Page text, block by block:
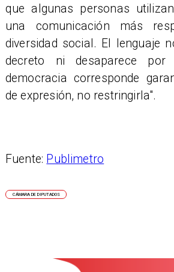
que algunas personas
una comunicación más
diversidad social. El lenguaje
decreto ni desaparece por
democracia corresponde
de expresión, no restringirla".
Fuente: Publimetro
CÁMARA DE DIPUTADOS